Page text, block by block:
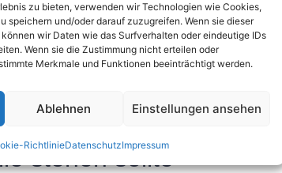
zu bieten, verwenden wir Technologien wie Cookies,
speichern und/oder darauf zuzugreifen. Wenn sie dieser
wir Daten wie das Surfverhalten oder eindeutige IDs
Wenn sie die Zustimmung nicht erteilen oder
Merkmale und Funktionen beeinträchtigt werden.
Ablehnen Einstellungen ansehen
RichtlinieDatenschutzImpressum
Geräte
Aspekte untersucht, um sicherzustellen,
Schaltern und Sicherungen, die
hinaus werden auch die elektrischen
stehen sollte